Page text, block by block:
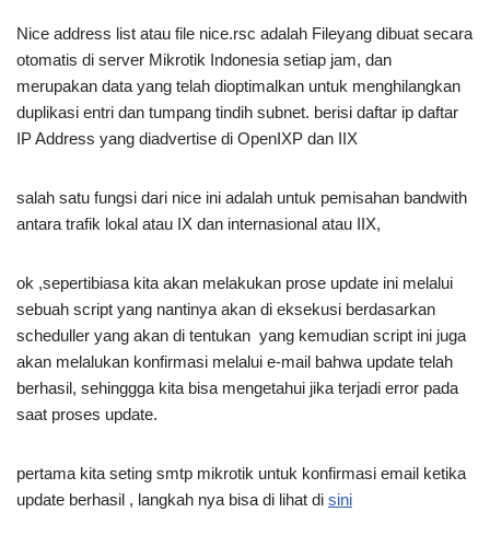
Nice address list atau file nice.rsc adalah Fileyang dibuat secara
otomatis di server Mikrotik Indonesia setiap jam, dan
merupakan data yang telah dioptimalkan untuk menghilangkan
duplikasi entri dan tumpang tindih subnet. berisi daftar ip daftar
IP Address yang diadvertise di OpenIXP dan IIX
salah satu fungsi dari nice ini adalah untuk pemisahan bandwith
antara trafik lokal atau IX dan internasional atau IIX,
ok ,sepertibiasa kita akan melakukan prose update ini melalui
sebuah script yang nantinya akan di eksekusi berdasarkan
scheduller yang akan di tentukan yang kemudian script ini juga
akan melalukan konfirmasi melalui e-mail bahwa update telah
berhasil, sehinggga kita bisa mengetahui jika terjadi error pada
saat proses update.
pertama kita seting smtp mikrotik untuk konfirmasi email ketika
update berhasil , langkah nya bisa di lihat di sini